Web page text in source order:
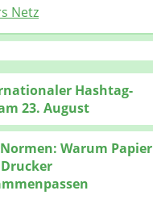
Netz
Hashtag-
23. August
Warum Papier